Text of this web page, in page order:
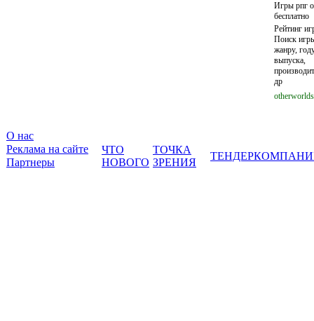
Игры рпг
бесплатно
Рейтинг
Поиск
жанру,
выпуска,
др
О нас
Реклама на сайте
Партнеры
ЧТО
НОВОГО
ТОЧКА
ЗРЕНИЯ
ТЕНДЕР